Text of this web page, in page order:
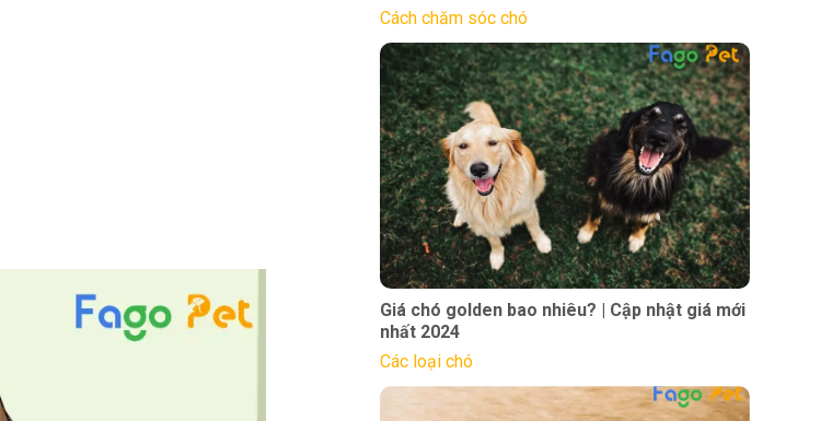
Cách chăm sóc chó
Giá chó golden bao nhiêu? | Cập nhật giá mới
nhất 2024
Các loại chó